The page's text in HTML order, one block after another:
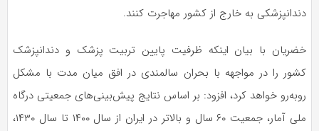
دندانپزشکی به خارج از کشور مهاجرت کنند.
خضریان با بیان اینکه ظرفیت پایین تربیت پزشک و دندانپزشک
کشور را در مواجهه با بحران سالمندی در افق میان مدت با مشکل
روبه‌رو خواهد کرد، افزود: بر اساس نتایج پیش‌بینی‌های جمعیتی درگاه
ملی آمار، جمعیت ۶۰ سال و بالاتر در ایران از سال ۱۴۰۰ تا سال ۱۴۳۰،